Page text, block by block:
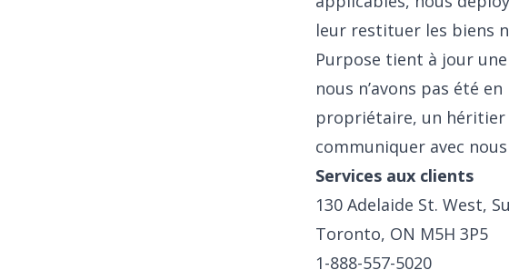
leur restituer les biens
Purpose tient à jour
nous n’avons pas été
propriétaire, un héritier
communiquer avec
Services aux clients
130 Adelaide St. West,
Toronto, ON M5H 3P5
1-888-557-5020